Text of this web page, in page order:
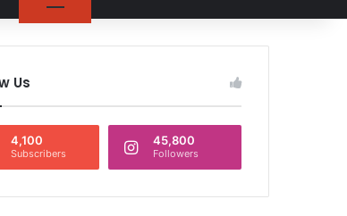
Us
4,100
Subscribers
45,800
Followers